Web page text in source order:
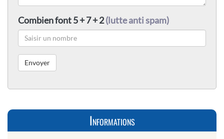
Combien font 5 + 7 + 2(lutte anti spam)
Informations